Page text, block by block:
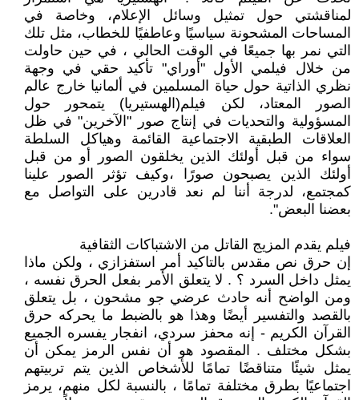
لمناقشتي حول تمثيل وسائل الإعلام، وخاصة في
المساحات المشحونة سياسيًا وعاطفيًا للخطاب، مثل تلك
التي نمر بها جميعًا في الوقت الحالي ، في حين حاولت
من خلال فيلمي الأول "أوراي" تأكيد حقي في وجهة
نظري الذاتية حول حياة المسلمين في ألمانيا خارج عالم
الصور المعتاد، لكن فيلم(الهستيريا) يتمحور حول
المسؤولية والتحديات في إنتاج صور "الآخرين" في ظل
العلاقات الطبقية الاجتماعية القائمة وهياكل السلطة
سواء من قبل أولئك الذين يخلقون الصور أو من قبل
أولئك الذين يصبحون صورًا ،وكيف تؤثر الصور علينا
كمجتمع، لدرجة أننا لم نعد قادرين على التواصل مع
بعضنا البعض".
فيلم يقدم المزيج القاتل من الاشتباكات الثقافية
إن حرق نص مقدس بالتاكيد أمر استفزازي ، ولكن ماذا
يمثل داخل السرد ؟ . لا يتعلق الأمر بفعل الحرق نفسه ،
ومن الواضح أنه حادث عرضي جو مشحون ، بل يتعلق
بالقصد والتفسير أيضًا وهذا هو بالضبط ما يحركه حرق
القرآن الكريم - إنه محفز سردي، انفجار يفسره الجميع
بشكل مختلف . المقصود هو أن نفس الرمز يمكن أن
يمثل شيئًا متناقضًا تمامًا للأشخاص الذين يتم تربيتهم
اجتماعيًا بطرق مختلفة تمامًا ، بالنسبة لكل منهم، يرمز